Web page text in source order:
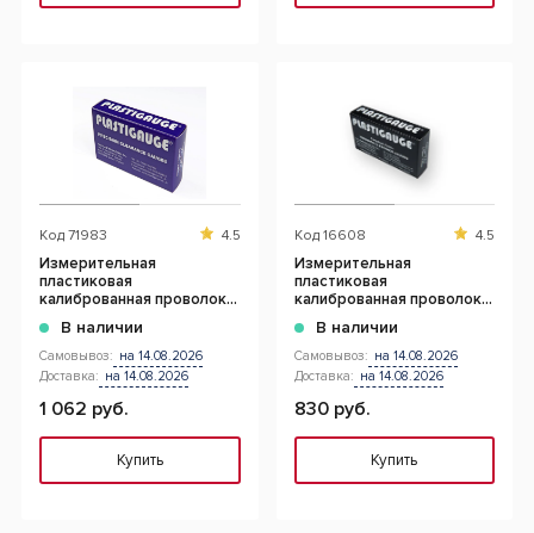
Код 71983 4.5
Измерительная
пластиковая
калиброванная проволока
В наличии
Самовывоз: на 14.08.2026
Доставка: на 14.08.2026
1 062 руб.
Купить
Код 16608 4.5
Измерительная
пластиковая
калиброванная проволока
В наличии
Самовывоз: на 14.08.2026
Доставка: на 14.08.2026
830 руб.
Купить